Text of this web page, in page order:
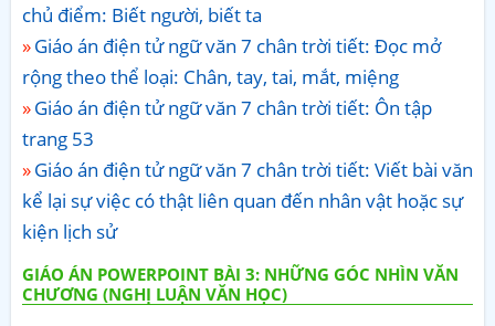
chủ điểm: Biết người, biết ta
Giáo án điện tử ngữ văn 7 chân trời tiết: Đọc mở
rộng theo thể loại: Chân, tay, tai, mắt, miệng
Giáo án điện tử ngữ văn 7 chân trời tiết: Ôn tập
trang 53
Giáo án điện tử ngữ văn 7 chân trời tiết: Viết bài văn
kể lại sự việc có thật liên quan đến nhân vật hoặc sự
kiện lịch sử
GIÁO ÁN POWERPOINT BÀI 3: NHỮNG GÓC NHÌN VĂN
CHƯƠNG (NGHỊ LUẬN VĂN HỌC)